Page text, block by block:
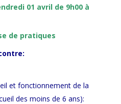
01 avril de 9h00 à
de pratiques
et fonctionnement de la
des moins de 6 ans):